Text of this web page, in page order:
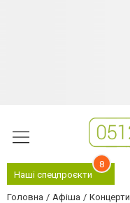
Наші спецпроєкти
8
Головна Афіша Концерти